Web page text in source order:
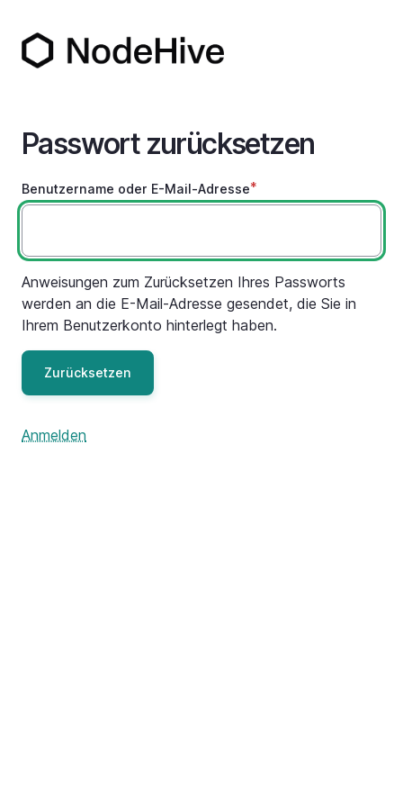
zum
Inhalt
Passwort zurücksetzen
Benutzername oder E-Mail-Adresse
Anweisungen zum Zurücksetzen Ihres Passworts
werden an die E-Mail-Adresse gesendet, die Sie in
Ihrem Benutzerkonto hinterlegt haben.
Anmelden